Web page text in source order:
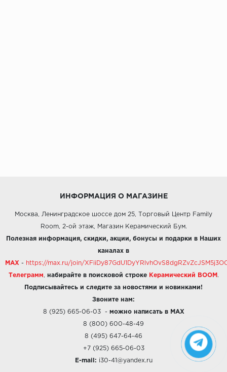
ИНФОРМАЦИЯ О МАГАЗИНЕ
Москва, Ленинградское шоссе дом 25, Торговый Центр Family
Room, 2-ой этаж, Магазин Керамический Бум.
Полезная информация, скидки, акции, бонусы и подарки в Наших
каналах в
MAX - https://max.ru/join/
Телеграмм набирайте в поисковой строке Керамический BOOM .
Подписывайтесь и следите за новостями и новинками!
Звоните нам:
8 (925) 665-06-03- можно написать в MAX
8 (800) 600-48-49
8 (495) 647-64-46
+7 (925) 665-06-03
E-mail: i30-41@yandex.ru